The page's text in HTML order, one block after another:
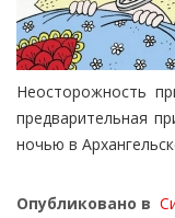
Неосторожность
предварительная
ночью в
Опубликовано в